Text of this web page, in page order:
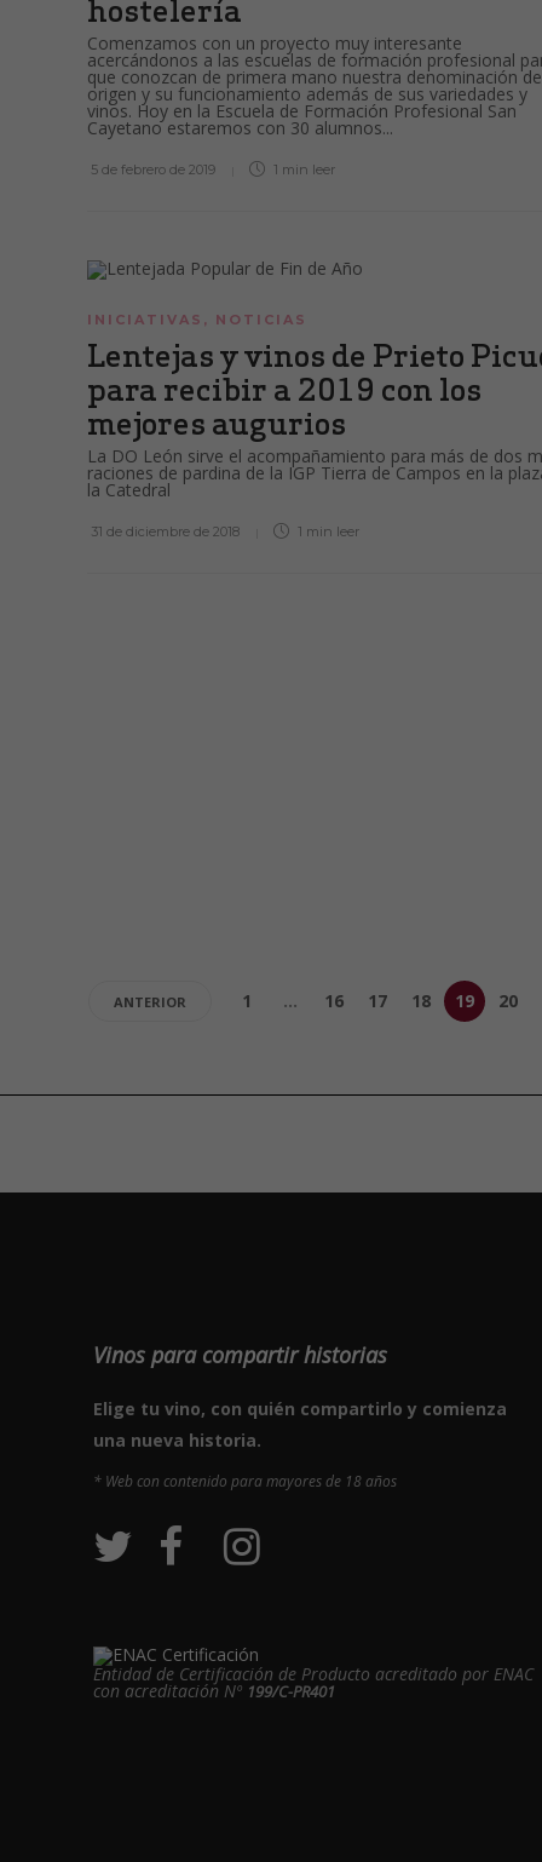
hostelería
Comenzamos con un proyecto muy interesante
acercándonos a las escuelas de formación profesional
que conozcan de primera mano nuestra denominación de
origen y su funcionamiento además de sus variedades y
vinos. Hoy en la Escuela de Formación Profesional San
Cayetano estaremos con 30 alumnos...
5 de febrero de 2019 1 min leer
INICIATIVAS , NOTICIAS
Lentejas y vinos de Prieto
para recibir a 2019 con los
mejores augurios
La DO León sirve el acompañamiento para más de dos
raciones de pardina de la IGP Tierra de Campos en la
la Catedral
31 de diciembre de 2018 1 min leer
ANTERIOR 1 … 16 17 18 19 20
Vinos para compartir historias
Elige tu vino, con quién compartirlo y comienza
una nueva historia.
* Web con contenido para mayores de 18 años
Entidad de Certificación de Producto acreditado por ENAC
con acreditación Nº 199/C-PR401